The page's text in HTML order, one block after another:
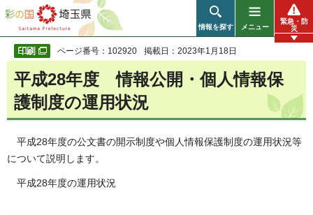
彩の国 埼玉県
情報を探す メニュー
緊急・防
災
ページ番号：102920 掲載日：2023年1月18日
平成28年度 情報公開・個人情報保
護制度の運用状況
平成28年度の公文書の開示制度や個人情報保護制度の運用状況等
について説明します。
平成28年度の運用状況